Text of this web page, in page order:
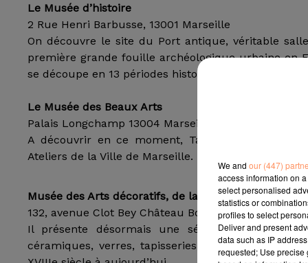
Le Musée d’histoire
2 Rue Henri Barbusse, 13001 Marseille
On découvre le site du Port antique, véritable
première grande fouille archéologique urbaine en
se découpe en 13 périodes historiques et
Le Musée des Beaux Arts
Palais Longchamp 13004 Marseille
A découvrir en ce moment, TakeCareness,
Ateliers de la Ville de Marseille. Du 12 mai au 2
Musée des Arts décoratifs, de la faïence et de la
132, avenue Clot Bey Château Borély Parc Borély
Il présente désormais une sélection de 2500
céramiques, verres, tapisseries, objets d’art,
We and our (447)
access information on
select personalised
statistics or
profiles to select
Deliver and present
data such as IP
requested; Use precise